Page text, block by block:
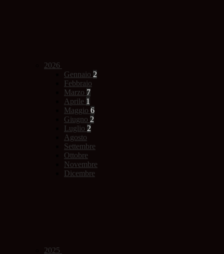
2026
Gennaio 2
Febbraio
Marzo 7
Aprile 1
Maggio 6
Giugno 2
Luglio 2
Agosto
Settembre
Ottobre
Novembre
Dicembre
2025